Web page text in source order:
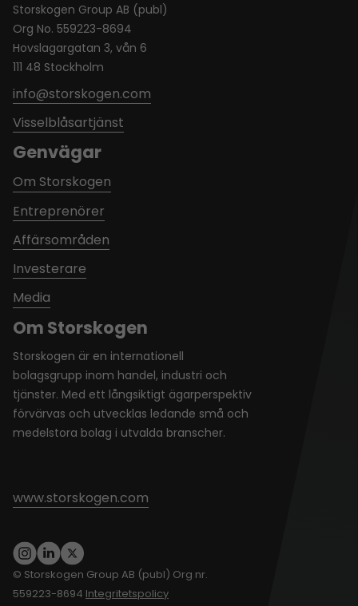
Om Storskogen
Storskogen är en internationell
bolagsgrupp inom handel, industri och
tjänster. Med ett långsiktigt ägarperspektiv
förvärvas och utvecklas ledande små och
medelstora bolag i utvalda branscher.
www.storskogen.com
Storskogen Group AB (publ)
Org No. 559223-8694
Hovslagargatan 3, vån 6
111 48 Stockholm
info@storskogen.com
Visselblåsartjänst
Genvägar
Om Storskogen
Entreprenörer
Affärsområden
Investerare
Media
© Storskogen Group AB (publ) Org nr.
559223-8694 Integritetspolicy